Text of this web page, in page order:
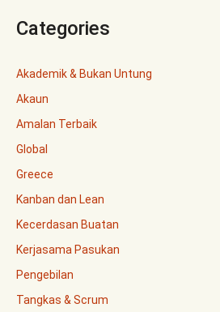
Categories
Akademik & Bukan Untung
Akaun
Amalan Terbaik
Global
Greece
Kanban dan Lean
Kecerdasan Buatan
Kerjasama Pasukan
Pengebilan
Tangkas & Scrum